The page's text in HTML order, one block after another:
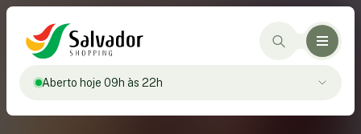
Aberto hoje 09h às 22h